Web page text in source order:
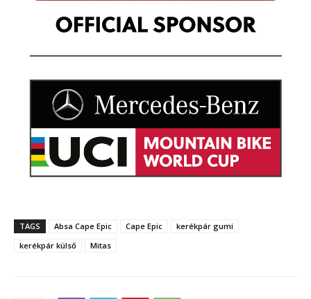
TAGS Absa Cape Epic Cape Epic
kerékpár gumi
kerékpár külső
Mitas